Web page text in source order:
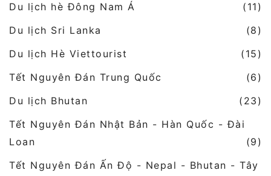
Du lịch hè Đông Nam Á
(11)
Du lịch Sri Lanka
(8)
Du lịch Hè Viettourist
(15)
Tết Nguyên Đán Trung Quốc
(6)
Du lịch Bhutan
(23)
Tết Nguyên Đán Nhật Bản - Hàn Quốc - Đài
Loan
(9)
Tết Nguyên Đán Ấn Độ - Nepal - Bhutan - Tây